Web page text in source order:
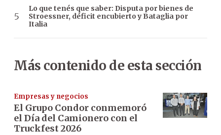
Lo que tenés que saber: Disputa por bienes de
Stroessner, déficit encubierto y Bataglia por
Italia
Más contenido de esta sección
Empresas y negocios
El Grupo Condor conmemoró
el Día del Camionero con el
Truckfest 2026